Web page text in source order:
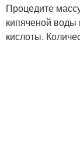
Процедите
кипяченой
кислоты.